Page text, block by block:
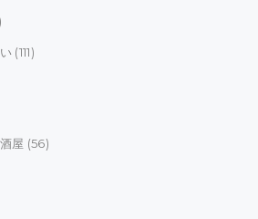
(111)
屋 (56)